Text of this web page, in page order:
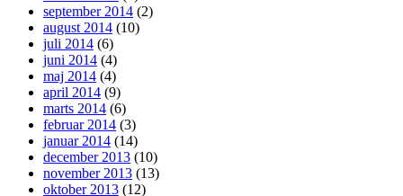
september 2014 (2)
august 2014 (10)
juli 2014 (6)
juni 2014 (4)
maj 2014 (4)
april 2014 (9)
marts 2014 (6)
februar 2014 (3)
januar 2014 (14)
december 2013 (10)
november 2013 (13)
oktober 2013 (12)